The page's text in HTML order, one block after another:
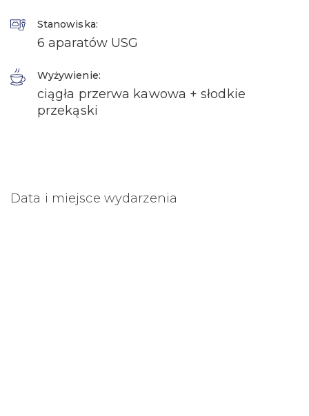
Stanowiska:
6 aparatów USG
Wyżywienie:
ciągła przerwa kawowa + słodkie
przekąski
Data i miejsce wydarzenia